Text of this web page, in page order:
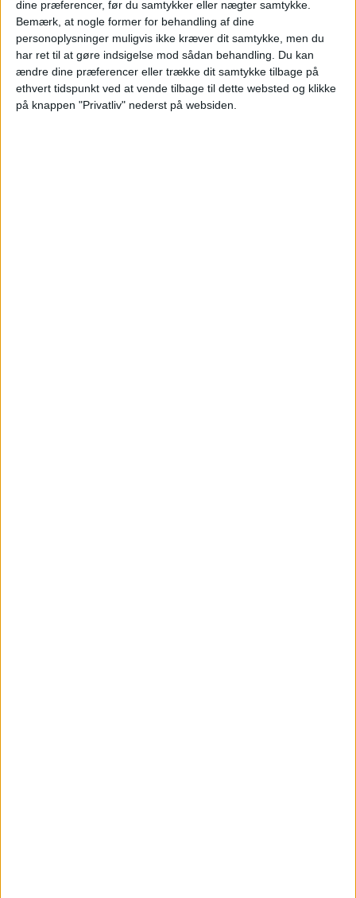
dine præferencer, før du samtykker eller nægter samtykke.
Bemærk, at nogle former for behandling af dine
personoplysninger muligvis ikke kræver dit samtykke, men du
har ret til at gøre indsigelse mod sådan behandling.
Du kan
ændre dine præferencer eller trække dit samtykke tilbage på
ethvert tidspunkt ved at vende tilbage til dette websted og klikke
på knappen "Privatliv" nederst på websiden.
total
solformørkelse